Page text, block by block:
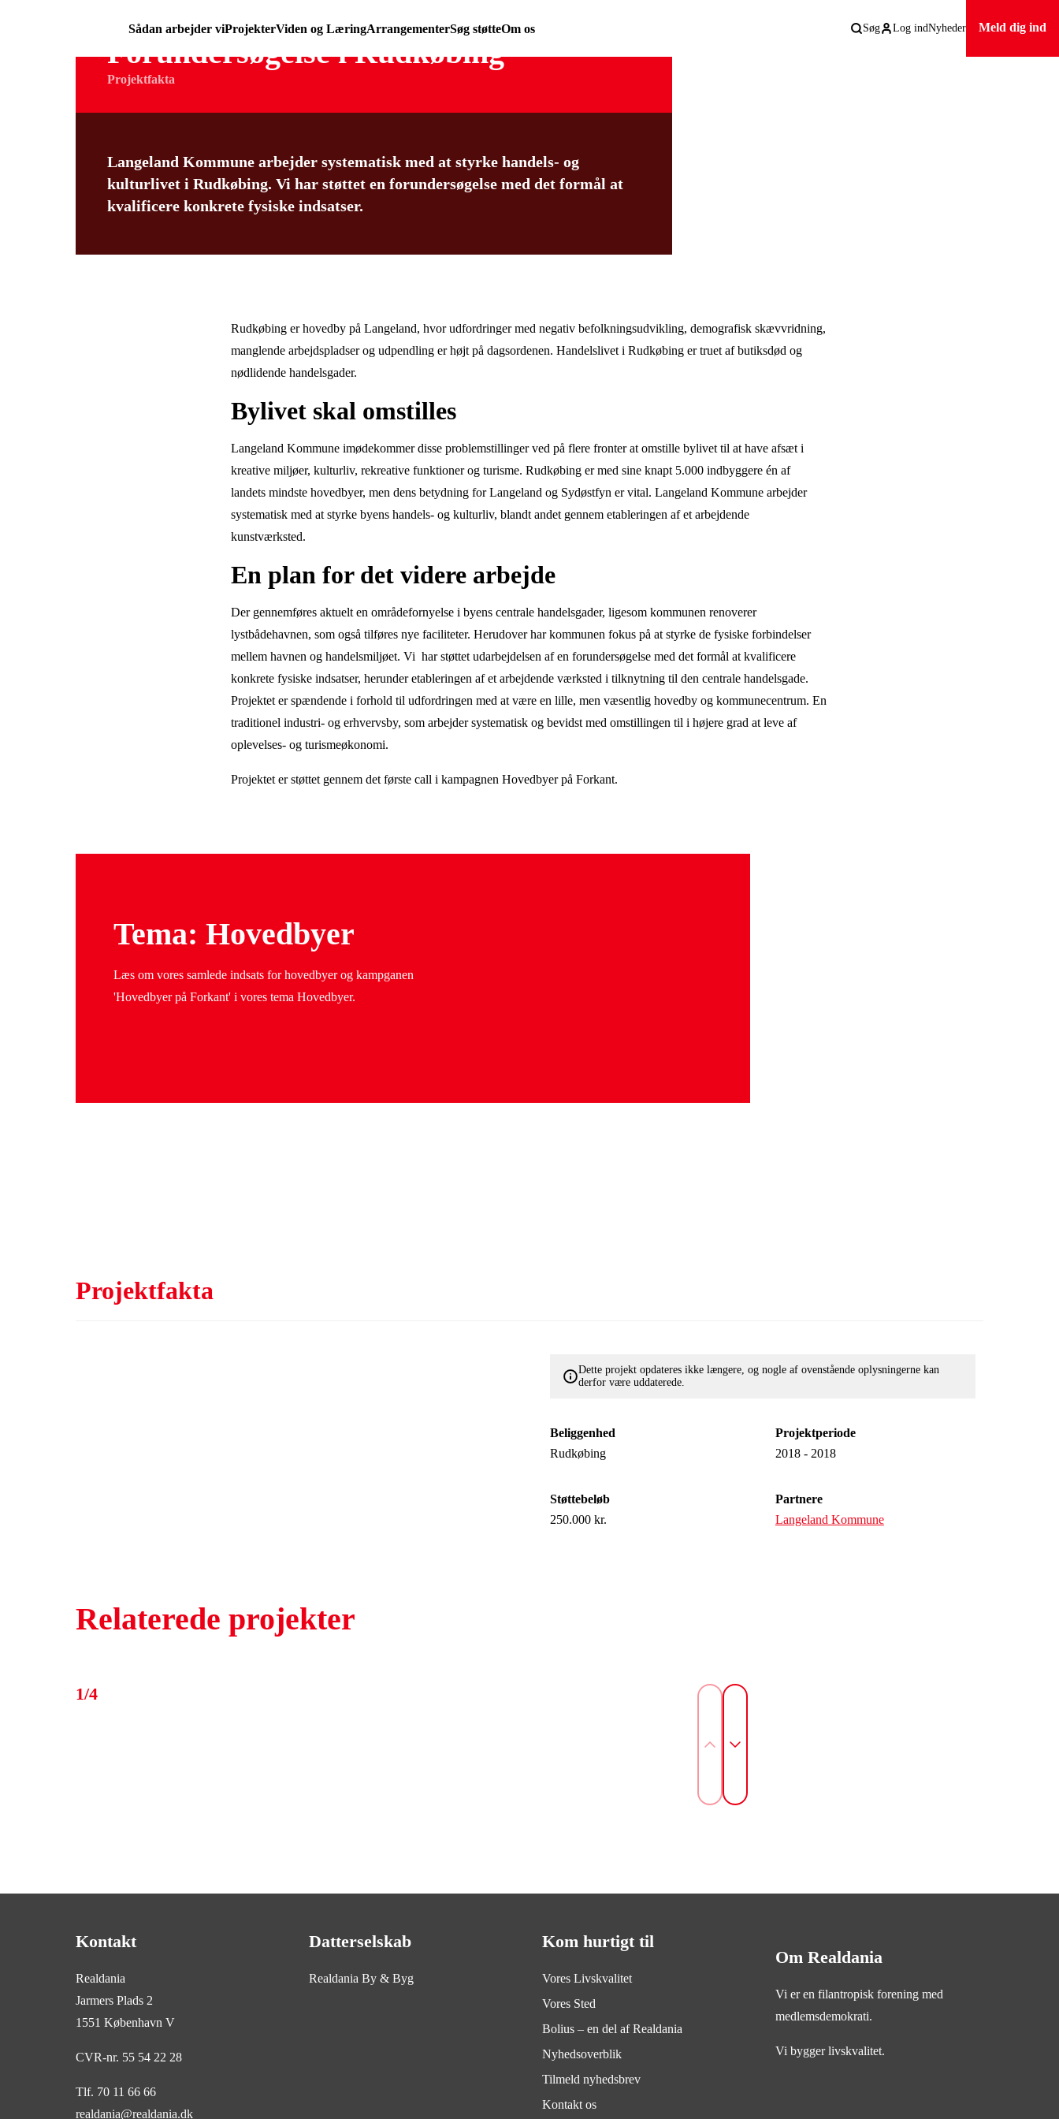
Sådan arbejder viProjekterViden og LæringArrangementerSøg støtteOm os Søg Log indNyheder Meld dig ind
Forundersøgelse i Rudkøbing
Projektfakta
Langeland Kommune arbejder systematisk med at styrke handels- og
kulturlivet i Rudkøbing. Vi har støttet en forundersøgelse med det formål at
kvalificere konkrete fysiske indsatser.
Rudkøbing er hovedby på Langeland, hvor udfordringer med negativ befolkningsudvikling, demografisk skævvridning,
manglende arbejdspladser og udpendling er højt på dagsordenen. Handelslivet i Rudkøbing er truet af butiksdød og
nødlidende handelsgader.
Bylivet skal omstilles
Langeland Kommune imødekommer disse problemstillinger ved på flere fronter at omstille bylivet til at have afsæt i
kreative miljøer, kulturliv, rekreative funktioner og turisme. Rudkøbing er med sine knapt 5.000 indbyggere én af
landets mindste hovedbyer, men dens betydning for Langeland og Sydøstfyn er vital. Langeland Kommune arbejder
systematisk med at styrke byens handels- og kulturliv, blandt andet gennem etableringen af et arbejdende
kunstværksted.
En plan for det videre arbejde
Der gennemføres aktuelt en områdefornyelse i byens centrale handelsgader, ligesom kommunen renoverer
lystbådehavnen, som også tilføres nye faciliteter. Herudover har kommunen fokus på at styrke de fysiske forbindelser
mellem havnen og handelsmiljøet. Vi har støttet udarbejdelsen af en forundersøgelse med det formål at kvalificere
konkrete fysiske indsatser, herunder etableringen af et arbejdende værksted i tilknytning til den centrale handelsgade.
Projektet er spændende i forhold til udfordringen med at være en lille, men væsentlig hovedby og kommunecentrum. En
traditionel industri- og erhvervsby, som arbejder systematisk og bevidst med omstillingen til i højere grad at leve af
oplevelses- og turismeøkonomi.
Projektet er støttet gennem det første call i kampagnen Hovedbyer på Forkant.
Tema: Hovedbyer
Læs om vores samlede indsats for hovedbyer og kampganen
'Hovedbyer på Forkant' i vores tema Hovedbyer.
Projektfakta
Dette projekt opdateres ikke længere, og nogle af ovenstående oplysningerne kan
derfor være uddaterede.
Beliggenhed
Rudkøbing
Projektperiode
2018 - 2018
Støttebeløb
250.000 kr.
Partnere
Langeland Kommune
Relaterede projekter
1/4
Kontakt
Realdania
Jarmers Plads 2
1551 København V
CVR-nr. 55 54 22 28
Tlf. 70 11 66 66
realdania@realdania.dk
Datterselskab
Realdania By & Byg
Kom hurtigt til
Vores Livskvalitet
Vores Sted
Bolius – en del af Realdania
Nyhedsoverblik
Tilmeld nyhedsbrev
Kontakt os
Om Realdania
Vi er en filantropisk forening med
medlemsdemokrati.
Vi bygger livskvalitet.